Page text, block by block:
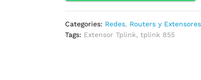
Categories: Redes, Routers y Extensores
Tags: Extensor Tplink,tplink 855